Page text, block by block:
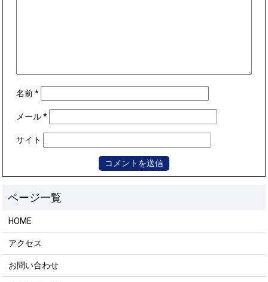
名前*
メール*
サイト
HOME
アクセス
お問い合わせ